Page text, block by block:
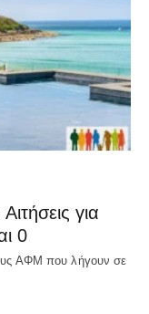
για
0
ΑΦΜ που λήγουν σε